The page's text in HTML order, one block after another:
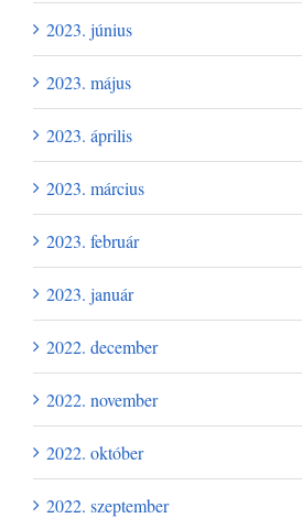
2023. június
2023. május
2023. április
2023. március
2023. február
2023. január
2022. december
2022. november
2022. október
2022. szeptember